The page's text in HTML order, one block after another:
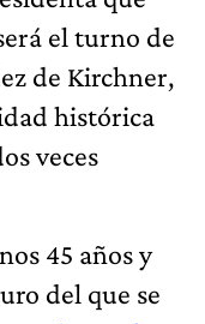
el turno de
de Kirchner,
histórica
veces
45 años y
del que se